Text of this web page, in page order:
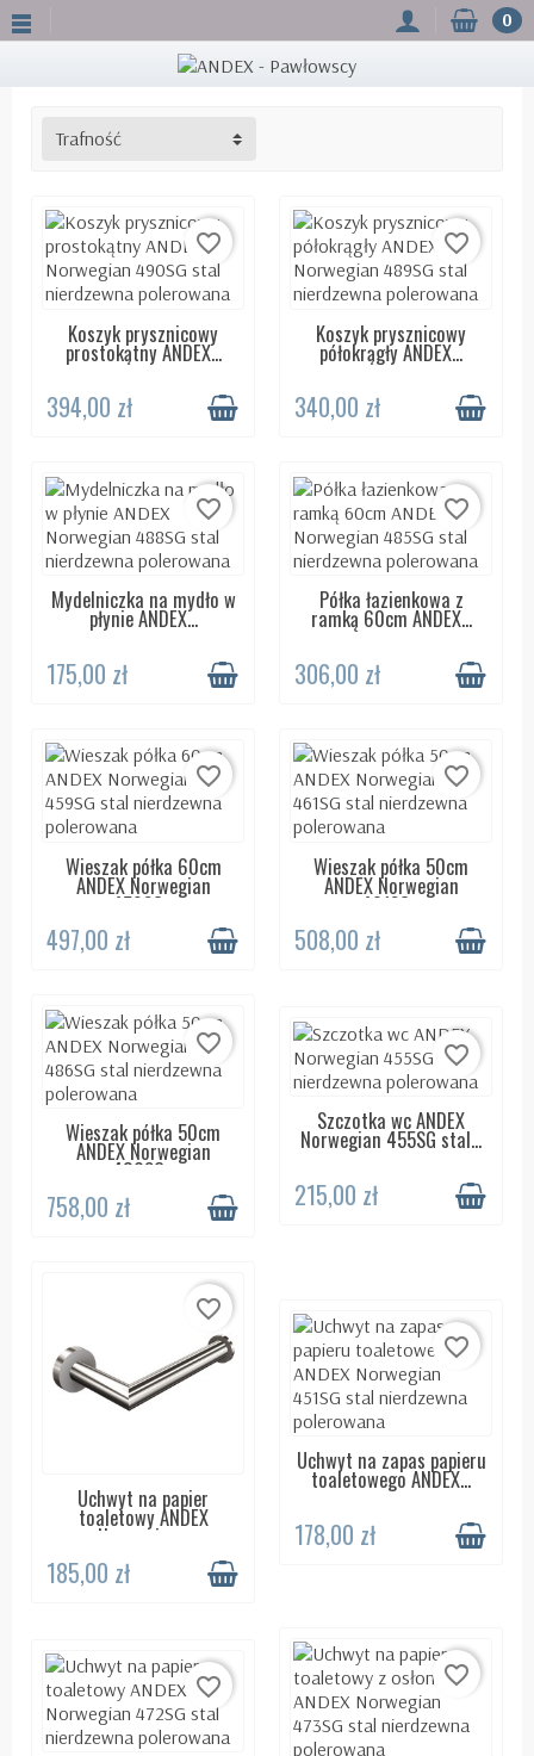
0
Trafność
DOSTĘPNY 24H
favorite_border
Koszyk prysznicowy
prostokątny ANDEX...
394,00 zł
DOSTĘPNY 24H
favorite_border
Koszyk prysznicowy
półokrągły ANDEX...
340,00 zł
DOSTĘPNY 24H
favorite_border
Mydelniczka na mydło w
płynie ANDEX...
175,00 zł
DOSTĘPNY 24H
favorite_border
Półka łazienkowa z
ramką 60cm ANDEX...
306,00 zł
DOSTĘPNY 24H
favorite_border
Wieszak półka 60cm
ANDEX Norwegian
459SG...
497,00 zł
DOSTĘPNY 24H
favorite_border
Wieszak półka 50cm
ANDEX Norwegian
461SG...
508,00 zł
DOSTĘPNY 24H
favorite_border
Wieszak półka 50cm
ANDEX Norwegian
486SG...
758,00 zł
DOSTĘPNY 24H
favorite_border
Szczotka wc ANDEX
Norwegian 455SG stal...
215,00 zł
DOSTĘPNY 24H
favorite_border
Uchwyt na papier
toaletowy ANDEX
Norwegian...
185,00 zł
DOSTĘPNY 24H
favorite_border
Uchwyt na zapas papieru
toaletowego ANDEX...
178,00 zł
favorite_border favorite_border